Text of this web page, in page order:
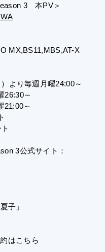
3　本PV＞
MX,BS11,MBS,AT-X
より毎週月曜24:00～
26:30～
21:00～
3公式サイト：
子」
はこちら